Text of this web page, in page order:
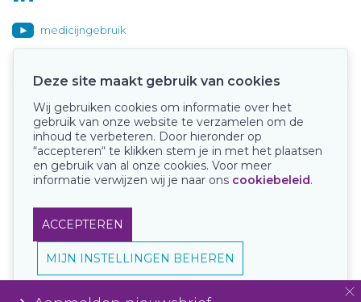
medicijngebruik
Onze keurmerken
Deze site maakt gebruik van cookies
Wij gebruiken cookies om informatie over het
gebruik van onze website te verzamelen om de
inhoud te verbeteren. Door hieronder op
“accepteren“ te klikken stem je in met het plaatsen
en gebruik van al onze cookies. Voor meer
informatie verwijzen wij je naar ons cookiebeleid.
ACCEPTEREN
MIJN INSTELLINGEN BEHEREN